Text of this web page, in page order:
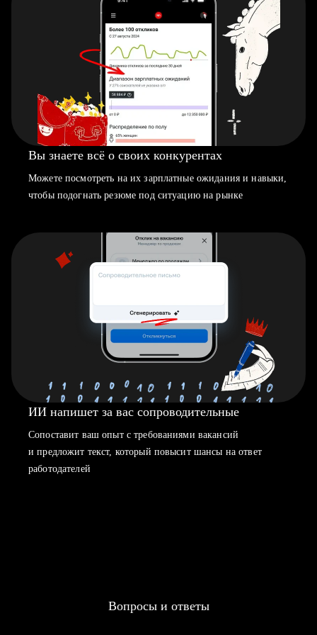
Вы знаете всё о своих конкурентах
Можете посмотреть на их зарплатные ожидания и навыки,
чтобы подогнать резюме под ситуацию на рынке
ИИ напишет за вас сопроводительные
Сопоставит ваш опыт с требованиями вакансий
и предложит текст, который повысит шансы на ответ
работодателей
Вопросы и ответы